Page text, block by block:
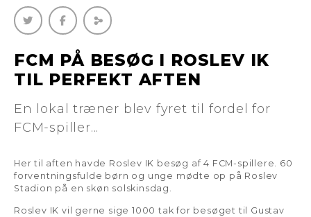
FCM PÅ BESØG I ROSLEV IK
TIL PERFEKT AFTEN
En lokal træner blev fyret til fordel for
FCM-spiller...
Her til aften havde Roslev IK besøg af 4 FCM-spillere. 60
forventningsfulde børn og unge mødte op på Roslev
Stadion på en skøn solskinsdag.
Roslev IK vil gerne sige 1000 tak for besøget til Gustav